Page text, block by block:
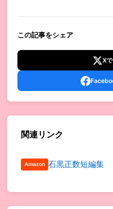
この記事をシェア
X
関連リンク
Amazon 石黒正数短編集